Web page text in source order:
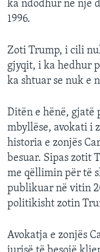
ka ndodhur në një
1996.
Zoti Trump, i cili
gjyqit, i ka hedhur
ka shtuar se nuk e
Ditën e hënë, gjatë
mbyllëse, avokati i
historia e zonjës
besuar. Sipas zotit
me qëllimin për të
publikuar në vitin
politikisht zotin
Avokatja e zonjës